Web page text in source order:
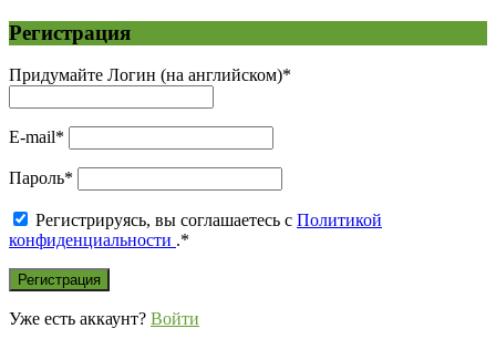
Регистрация
Придумайте Логин (на английском)*
E-mail*
Пароль*
Регистрируясь, вы соглашаетесь с Политикой
конфиденциальности .*
Уже есть аккаунт? Войти